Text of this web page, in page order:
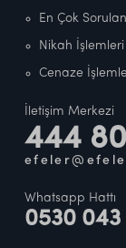
En Çok
Nikah İşlemleri
Cenaze
İletişim Merkezi
444
Whatsapp Hattı
0530 043